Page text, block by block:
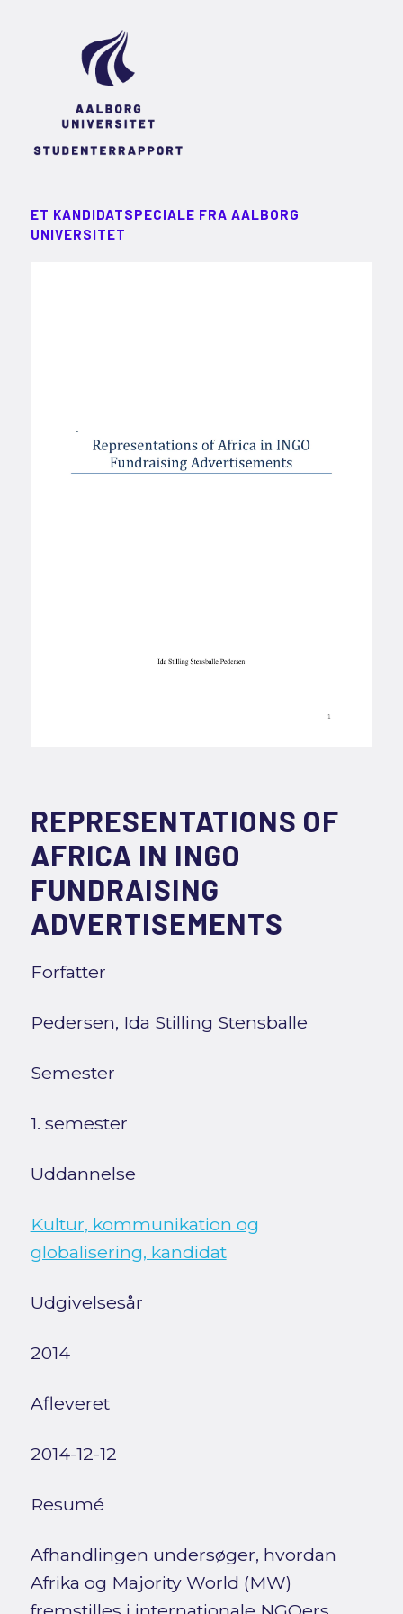
ET KANDIDATSPECIALE FRA AALBORG
UNIVERSITET
REPRESENTATIONS OF
AFRICA IN INGO
FUNDRAISING
ADVERTISEMENTS
Forfatter
Pedersen, Ida Stilling Stensballe
Semester
1. semester
Uddannelse
Kultur, kommunikation og
globalisering, kandidat
Udgivelsesår
2014
Afleveret
2014-12-12
Resumé
Afhandlingen undersøger, hvordan
Afrika og Majority World (MW)